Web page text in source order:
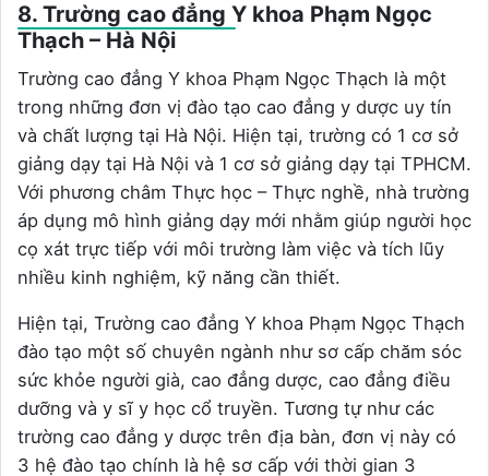
8. Trường cao đẳng Y khoa Phạm Ngọc
Thạch – Hà Nội
Trường cao đẳng Y khoa Phạm Ngọc Thạch là một
trong những đơn vị đào tạo cao đẳng y dược uy tín
và chất lượng tại Hà Nội. Hiện tại, trường có 1 cơ sở
giảng dạy tại Hà Nội và 1 cơ sở giảng dạy tại TPHCM.
Với phương châm Thực học – Thực nghề, nhà trường
áp dụng mô hình giảng dạy mới nhằm giúp người học
cọ xát trực tiếp với môi trường làm việc và tích lũy
nhiều kinh nghiệm, kỹ năng cần thiết.
Hiện tại, Trường cao đẳng Y khoa Phạm Ngọc Thạch
đào tạo một số chuyên ngành như sơ cấp chăm sóc
sức khỏe người già, cao đẳng dược, cao đẳng điều
dưỡng và y sĩ y học cổ truyền. Tương tự như các
trường cao đẳng y dược trên địa bàn, đơn vị này có
3 hệ đào tạo chính là hệ sơ cấp với thời gian 3